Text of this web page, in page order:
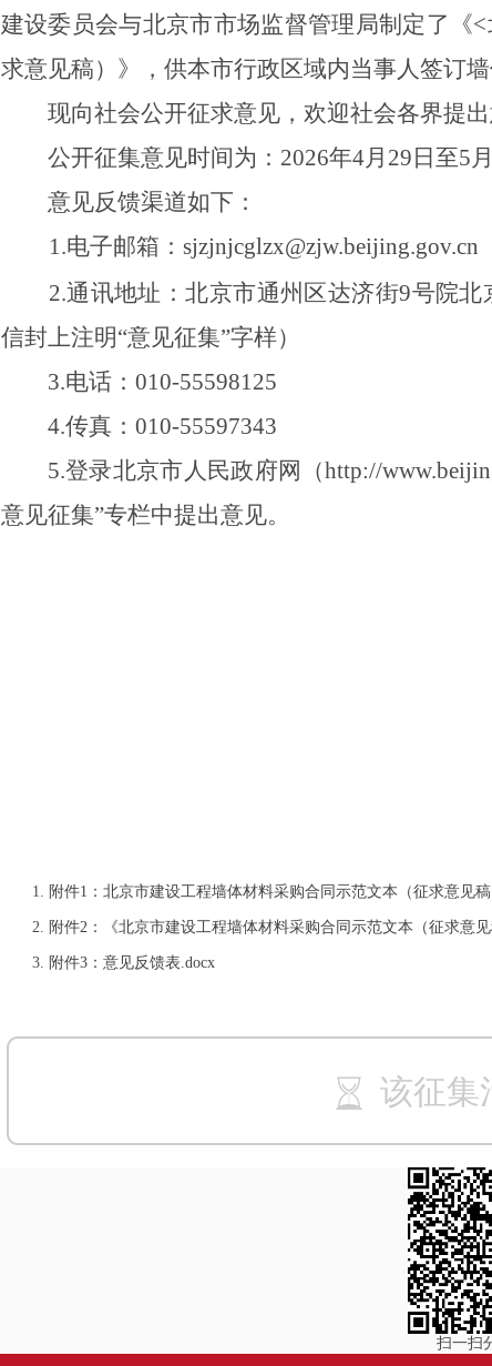
建设委员会与北京市市场监督管理局制定了《<
求意见稿）》，供本市行政区域内当事人签订
现向社会公开征求意见，欢迎社会各界提出
公开征集意见时间为： 2026年4月 29 日至5月
意见反馈渠道如下：
1.电子邮箱：sjzjnjcglzx@zjw.beijing.gov.cn
2.通讯地址：北京市通州区达济街9号院
信封上注明“意见征集”字样）
3.电话：010-55598125
4.传真：010-55597343
5.登录北京市人民政府网（http://
意见征集”专栏中提出意见。
1. 附件1：北京市建设工程墙体材料采购合同示范文本（征求意见
2. 附件2：《北京市建设工程墙体材料采购合同示范文本（征求意
3. 附件3：意见反馈表.docx
该征集
扫一扫